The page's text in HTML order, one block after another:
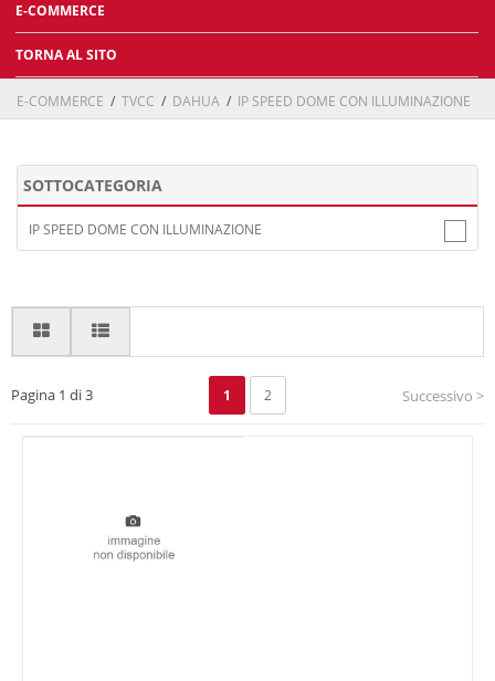
E-COMMERCE
TORNA AL SITO
E-COMMERCE / TVCC / DAHUA / IP SPEED DOME CON ILLUMINAZIONE
SOTTOCATEGORIA
IP SPEED DOME CON ILLUMINAZIONE
Pagina 1 di 3 1 2 Successivo >